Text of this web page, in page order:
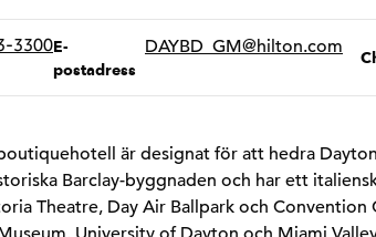
3300E-
postadress
Email DAYBD_GM@hilton.com
är designat för att hedra
Barclay-byggnaden och har ett
Theatre, Day Air Ballpark och